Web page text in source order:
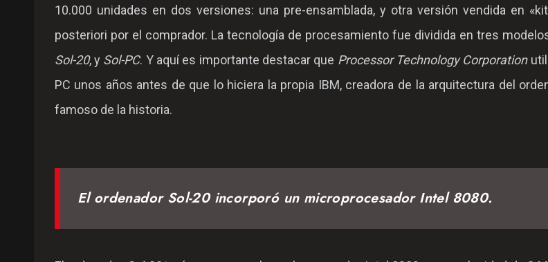
10.000 unidades en dos versiones: una pre-ensamblada, y otra versión vendida en
posteriori por el comprador. La tecnología de procesamiento fue dividida en tres
Sol-20, y Sol-PC. Y aquí es importante destacar que Processor Technology Corporation
PC unos años antes de que lo hiciera la propia IBM, creadora de la arquitectura del
famoso de la historia.
El ordenador Sol-20 incorporó un microprocesador Intel 8080.